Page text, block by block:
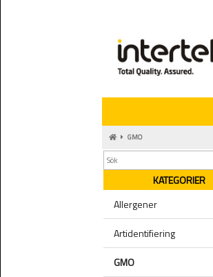
GMO
KATEGORIER
Allergener
Artidentifiering
GMO